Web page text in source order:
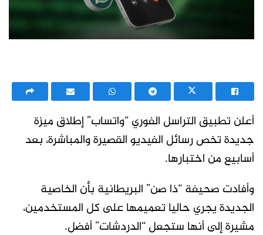
أعلن تطبيق التراسل الفوري “واتساب” إطلاق ميزة
جديدة تخص رسائل الفيديو القصيرة والمباشرة، بعد
أسابيع من اختبارها.
وأفادت صحيفة “ذا صن” البريطانية بأن الخاصية
الجديدة يجري حاليا تعميمها على كل المستخدمين،
مشيرة إلى أنها ستجعل “الدردشات” أفضل.